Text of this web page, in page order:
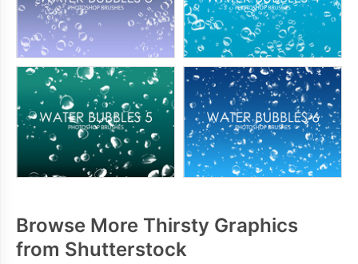
Browse More Thirsty Graphics
from Shutterstock